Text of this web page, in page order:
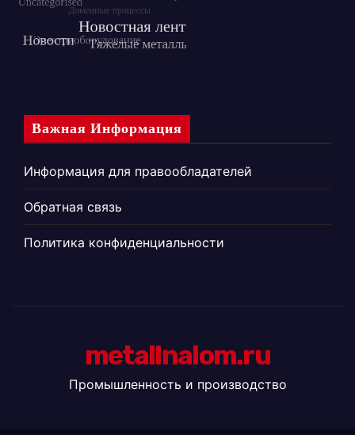
Важная Информация
Информация для правообладателей
Обратная связь
Политика конфиденциальности
metallnalom.ru
Промышленность и производство